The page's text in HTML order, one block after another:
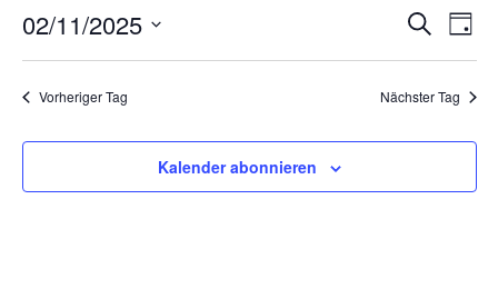
November
2025 Suche
SucheTag
02/11/2025
Vorheriger Tag Nächster Tag
Kalender abonnieren